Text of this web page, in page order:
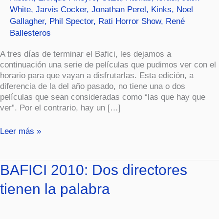
White, Jarvis Cocker, Jonathan Perel, Kinks, Noel
Gallagher, Phil Spector, Rati Horror Show, René
Ballesteros
A tres días de terminar el Bafici, les dejamos a
continuación una serie de películas que pudimos ver con el
horario para que vayan a disfrutarlas. Esta edición, a
diferencia de la del año pasado, no tiene una o dos
películas que sean consideradas como “las que hay que
ver”. Por el contrario, hay un […]
Leer más »
BAFICI 2010: Dos directores
tienen la palabra
BAFICI
2010:
Dos